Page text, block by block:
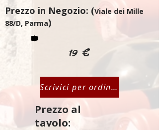
Prezzo in Negozio: (Viale dei Mille
88/D, Parma)
19 €
Scrivici per ordinare
Prezzo al
tavolo: